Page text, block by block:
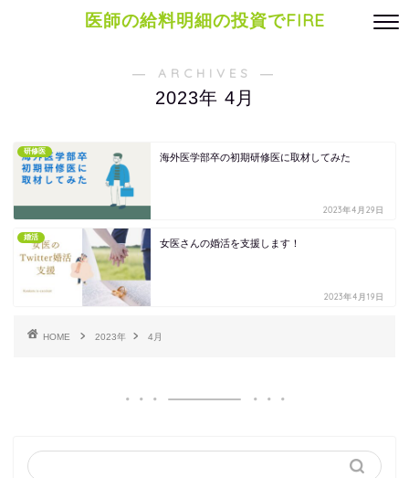
医師の給料明細の投資でFIRE
― ARCHIVES ―
2023年 4月
研修医
海外医学部卒の初期研修医に取材してみた
2023年4月29日
婚活
女医さんの婚活を支援します！
2023年4月19日
HOME 2023年 4月